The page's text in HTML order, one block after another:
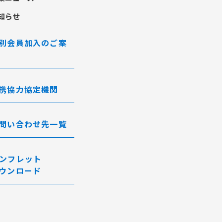
らせ
会員加入のご案
協力協定機関
い合わせ先一覧
フレット
ンロード